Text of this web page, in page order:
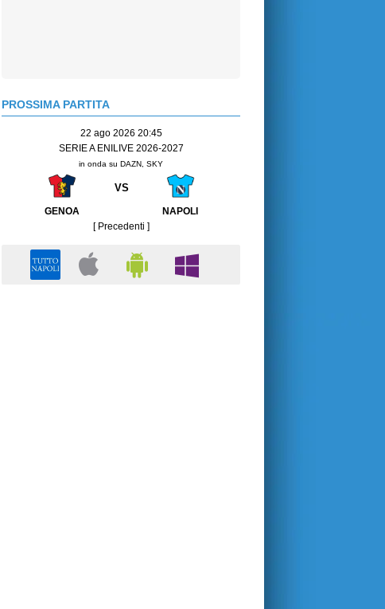
PROSSIMA PARTITA
22 ago 2026 20:45
SERIE A ENILIVE 2026-2027
in onda su DAZN, SKY
VS
GENOA
NAPOLI
[ Precedenti ]